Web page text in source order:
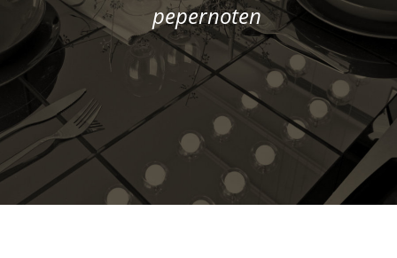
pepernoten